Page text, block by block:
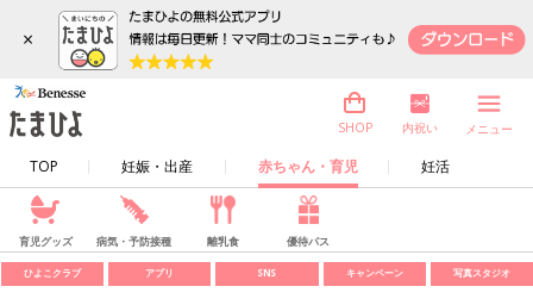
×
TOP 妊娠・出産 赤ちゃん・育児 妊活
SHOP 内祝い メニュー
育児グッズ 病気・予防接種 離乳食 優待パス
ひよこクラブ アプリ SNS キャンペーン 写真スタジオ